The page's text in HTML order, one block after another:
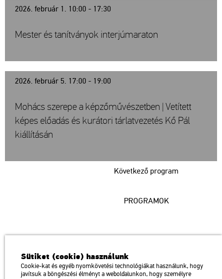
2026. február 1. 10:00 - 17:30
Mester és tanítványok interjúmaraton
2026. február 5. 17:00 - 19:00
Következő program
Mohács szerepe a képzőművészetben | Vetített
képes előadás és kurátori tárlatvezetés Kő Pál
kiállításán
PROGRAMOK
a Magyar Művészeti Akadémia intézménye
1146 Budapest, Dózsa György út 37.
Sütiket (cookie) használunk
Cookie-kat és egyéb nyomkövetési technológiákat használunk, hogy
javítsuk a böngészési élményt a weboldalunkon, hogy személyre